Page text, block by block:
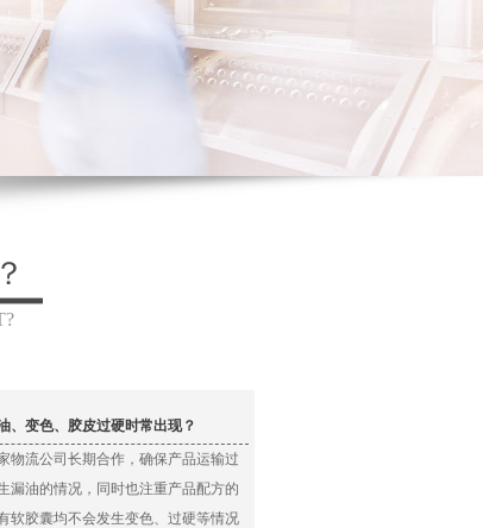
、变色、胶皮过硬时常出现？
物流公司长期合作，确保产品运输过
漏油的情况，同时也注重产品配方的
软胶囊均不会发生变色、过硬等情况